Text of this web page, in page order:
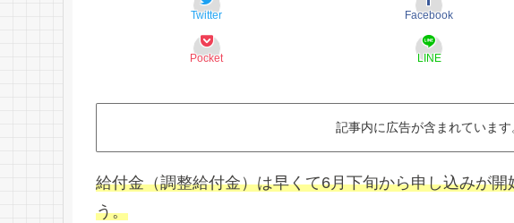
Twitter Facebook
Pocket LINE
記事内に広告が含まれています
給付金（調整給付金）は早くて6月下旬から申し込みが
う。